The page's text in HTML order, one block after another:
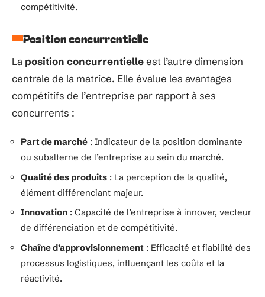
compétitivité.
Position concurrentielle
La position concurrentielleest l’autre dimension
centrale de la matrice. Elle évalue les avantages
compétitifs de l’entreprise par rapport à ses
concurrents :
Part de marché : Indicateur de la position dominante
ou subalterne de l’entreprise au sein du marché.
Qualité des produits : La perception de la qualité,
élément différenciant majeur.
Innovation : Capacité de l’entreprise à innover, vecteur
de différenciation et de compétitivité.
Chaîne d’approvisionnement : Efficacité et fiabilité des
processus logistiques, influençant les coûts et la
réactivité.